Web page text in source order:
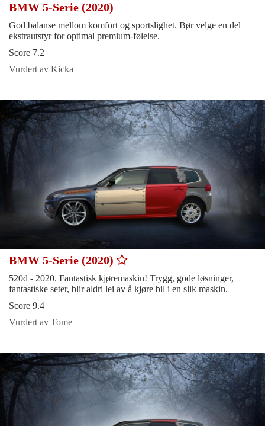
BMW 5-Serie (2020)
God balanse mellom komfort og sportslighet. Bør velge en del
ekstrautstyr for optimal premium-følelse.
Score 7.2
Vurdert av Kicka
BMW 5-Serie (2020)
520d - 2020. Fantastisk kjøremaskin! Trygg, gode løsninger,
fantastiske seter, blir aldri lei av å kjøre bil i en slik maskin.
Score 9.4
Vurdert av Tome